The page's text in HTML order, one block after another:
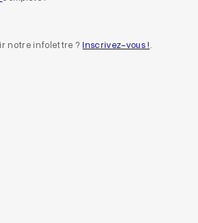
notre infolettre ?Inscrivez-vous !.